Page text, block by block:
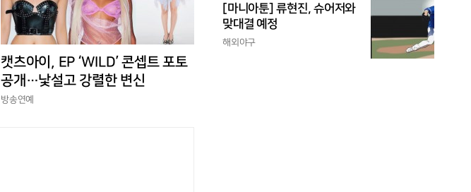
캣츠아이, EP ‘WILD’ 콘셉트 포토
공개…낯설고 강렬한 변신
방송연예
[마니아툰] 류현진, 슈어저와
맞대결 예정
해외야구